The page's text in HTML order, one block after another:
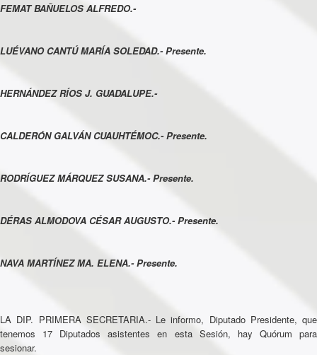
FEMAT BAÑUELOS ALFREDO.-
LUÉVANO CANTÚ MARÍA SOLEDAD.- Presente.
HERNÁNDEZ RÍOS J. GUADALUPE.-
CALDERÓN GALVÁN CUAUHTÉMOC.- Presente.
RODRÍGUEZ MÁRQUEZ SUSANA.- Presente.
DÉRAS ALMODOVA CÉSAR AUGUSTO.- Presente.
NAVA MARTÍNEZ MA. ELENA.- Presente.
LA DIP. PRIMERA SECRETARIA.- Le informo, Diputado Presidente, que
tenemos 17 Diputados asistentes en esta Sesión, hay Quórum para
sesionar.